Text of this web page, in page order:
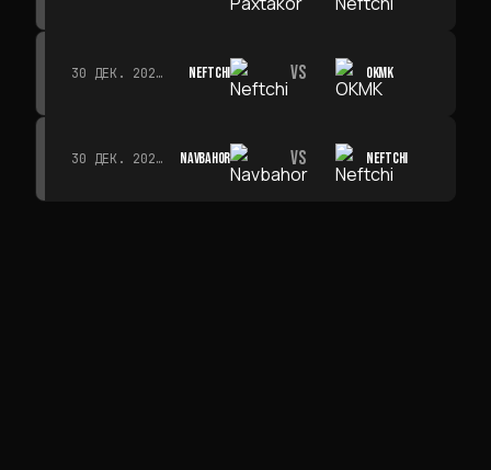
30 ДЕК. 2026 Г. · 19:00 NEFTCHI VS OKMK
30 ДЕК. 2026 Г. · 19:00 NAVBAHOR VS NEFTCHI